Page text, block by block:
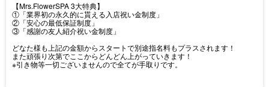
【Mrs.FlowerSPA 3大特典】
①「業界初の永久的に貰える入店祝い金制度」
②「安心の最低保証制度」
③「感謝の友人紹介祝い金制度」
どなた様も上記の金額からスタートで別途指名料もプラスされます！
また頑張り次第でここからどんどん上がっていきます！
※引き物等一切ございませんので全てが手取りです。